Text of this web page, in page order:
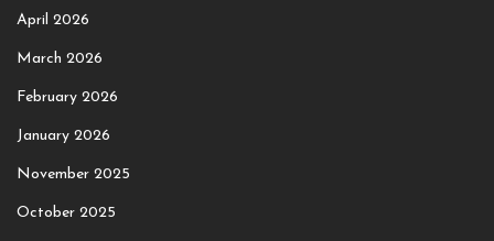
April 2026
March 2026
February 2026
January 2026
November 2025
October 2025